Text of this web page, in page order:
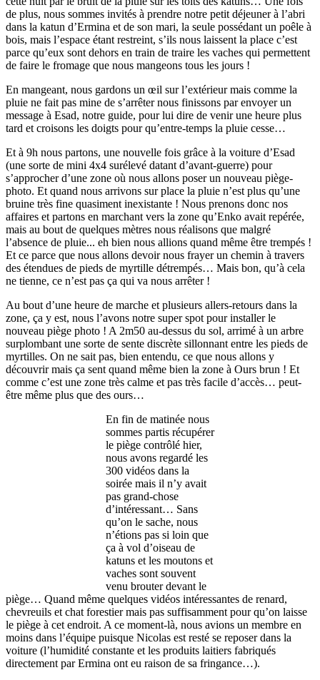
de plus, nous sommes invités à prendre notre petit déjeuner à l’abri
dans la katun d’Ermina et de son mari, la seule possédant un poêle à
bois, mais l’espace étant restreint, s’ils nous laissent la place c’est
parce qu’eux sont dehors en train de traire les vaches qui permettent
de faire le fromage que nous mangeons tous les jours !
En mangeant, nous gardons un œil sur l’extérieur mais comme la
pluie ne fait pas mine de s’arrêter nous finissons par envoyer un
message à Esad, notre guide, pour lui dire de venir une heure plus
tard et croisons les doigts pour qu’entre-temps la pluie cesse…
Et à 9h nous partons, une nouvelle fois grâce à la voiture d’Esad
(une sorte de mini 4x4 surélevé datant d’avant-guerre) pour
s’approcher d’une zone où nous allons poser un nouveau piège-
photo. Et quand nous arrivons sur place la pluie n’est plus qu’une
bruine très fine quasiment inexistante ! Nous prenons donc nos
affaires et partons en marchant vers la zone qu’Enko avait repérée,
mais au bout de quelques mètres nous réalisons que malgré
l’absence de pluie... eh bien nous allions quand même être trempés !
Et ce parce que nous allons devoir nous frayer un chemin à travers
des étendues de pieds de myrtille détrempés… Mais bon, qu’à cela
ne tienne, ce n’est pas ça qui va nous arrêter !
Au bout d’une heure de marche et plusieurs allers-retours dans la
zone, ça y est, nous l’avons notre super spot pour installer le
nouveau piège photo ! A 2m50 au-dessus du sol, arrimé à un arbre
surplombant une sorte de sente discrète sillonnant entre les pieds de
myrtilles. On ne sait pas, bien entendu, ce que nous allons y
découvrir mais ça sent quand même bien la zone à Ours brun ! Et
comme c’est une zone très calme et pas très facile d’accès… peut-
être même plus que des ours…
En fin de matinée nous
sommes partis récupérer
le piège contrôlé hier,
nous avons regardé les
300 vidéos dans la
soirée mais il n’y avait
pas grand-chose
d’intéressant… Sans
qu’on le sache, nous
n’étions pas si loin que
ça à vol d’oiseau de
katuns et les moutons et
vaches sont souvent
venu brouter devant le
piège… Quand même quelques vidéos intéressantes de renard,
chevreuils et chat forestier mais pas suffisamment pour qu’on laisse
le piège à cet endroit. A ce moment-là, nous avions un membre en
moins dans l’équipe puisque Nicolas est resté se reposer dans la
voiture (l’humidité constante et les produits laitiers fabriqués
directement par Ermina ont eu raison de sa fringance…).